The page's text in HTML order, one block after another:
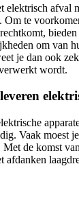
elektrisch afval
Om te
om van
je dan ook
wordt.
Vaak moest
de komst
afdanken